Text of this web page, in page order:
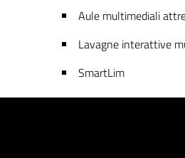
Aule multimediali
Lavagne interattive
SmartLim